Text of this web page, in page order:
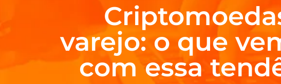
varejo: o que
com essa